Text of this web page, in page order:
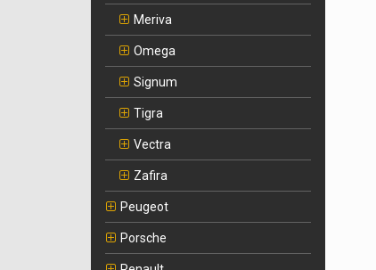
Meriva
Omega
Signum
Tigra
Vectra
Zafira
Peugeot
Porsche